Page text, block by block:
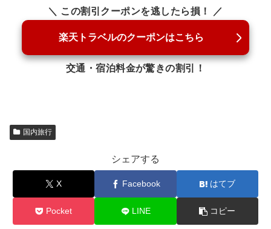
＼ この割引クーポンを逃したら損！ ／
楽天トラベルのクーポンはこちら
交通・宿泊料金が驚きの割引！
国内旅行
シェアする
X Facebook はてブ
Pocket LINE コピー